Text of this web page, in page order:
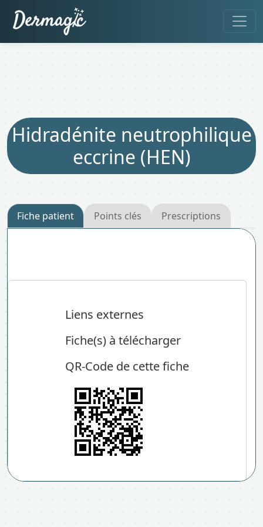
Hidradénite neutrophilique
eccrine (HEN)
Fiche patient Points clés Prescriptions
Liens externes
Fiche(s) à télécharger
QR-Code de cette fiche